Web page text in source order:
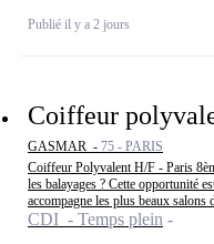
Publié il y a 2 jours
Coiffeur
GASMAR - 75 - PARIS
Coiffeur Polyvalent H/F - Paris
les balayages ? Cette opportunité
accompagne les plus beaux salons
CDI - Temps plein